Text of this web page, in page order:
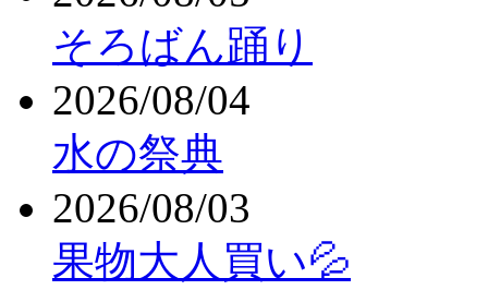
そろばん踊り
2026/08/04
水の祭典
2026/08/03
果物大人買い💦